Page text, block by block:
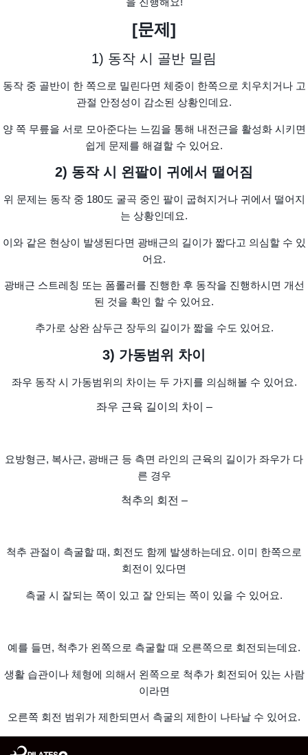
[문제]
1) 동작 시 골반 밀림
동작 중 골반이 한 쪽으로 밀린다면 체중이 한쪽으로 치우치거나 고
관절 안정성이 감소된 상황인데요.
양 쪽 무릎을 서로 모아준다는 느낌을 통해 내전근을 활성화 시키면
쉽게 문제를 해결할 수 있어요.
2) 동작 시 왼팔이 귀에서 떨어짐
위 문제는 동작 중 180도 굴곡 중인 팔이 굽혀지거나 귀에서 떨어지
는 상황인데요.
이와 같은 현상이 발생된다면 광배근의 길이가 짧다고 의심할 수 있
어요.
광배근 스트레칭 또는 폼롤러를 진행한 후 동작을 진행하시면 개선
된 것을 확인 할 수 있어요.
추가로 상완 삼두근 장두의 길이가 짧을 수도 있어요.
3) 가동범위 차이
좌우 동작 시 가동범위의 차이는 두 가지를 의심해볼 수 있어요.
좌우 근육 길이의 차이 –
요방형근, 복사근, 광배근 등 측면 라인의 근육의 길이가 좌우가 다
른 경우
척추의 회전 –
척추 관절이 측굴할 때, 회전도 함께 발생하는데요. 이미 한쪽으로
회전이 있다면
측굴 시 잘되는 쪽이 있고 잘 안되는 쪽이 있을 수 있어요.
예를 들면, 척추가 왼쪽으로 측굴할 때 오른쪽으로 회전되는데요.
생활 습관이나 체형에 의해서 왼쪽으로 척추가 회전되어 있는 사람
이라면
오른쪽 회전 범위가 제한되면서 측굴의 제한이 나타날 수 있어요.